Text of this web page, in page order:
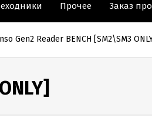
Прочее Заказ
Gen2 Reader BENCH [SM2\SM3